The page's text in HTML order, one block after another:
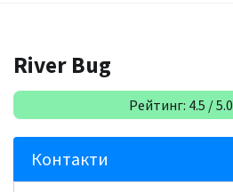
River Bug
Рейтинг: 4.5 / 5.0
Контакти